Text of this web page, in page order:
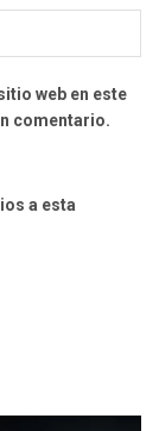
web en este
comentario.
a esta